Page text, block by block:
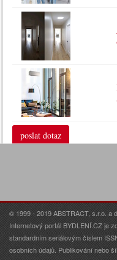
poslat dotaz
© 1999 - 2019 ABSTRACT, s.r.o. a
Internetový portál BYDLENÍ.CZ je
standardním seriálovým číslem
osobních údajů. Publikování nebo